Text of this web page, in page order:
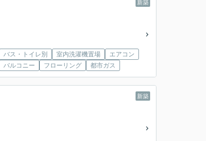
新築
バス・トイレ別 室内洗濯機置場
エアコン
バルコニー
フローリング 都市ガス
新築